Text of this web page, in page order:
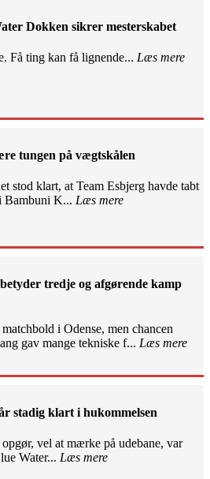
Dokken sikrer mesterskabet
Få ting kan få lignende... Læs mere
tungen på vægtskålen
stod klart, at Team Esbjerg havde tabt
Bambuni K... Læs mere
tredje og afgørende kamp
i Odense, men chancen
gav mange tekniske f... Læs mere
stadig klart i hukommelsen
vel at mærke på udebane, var
Water... Læs mere